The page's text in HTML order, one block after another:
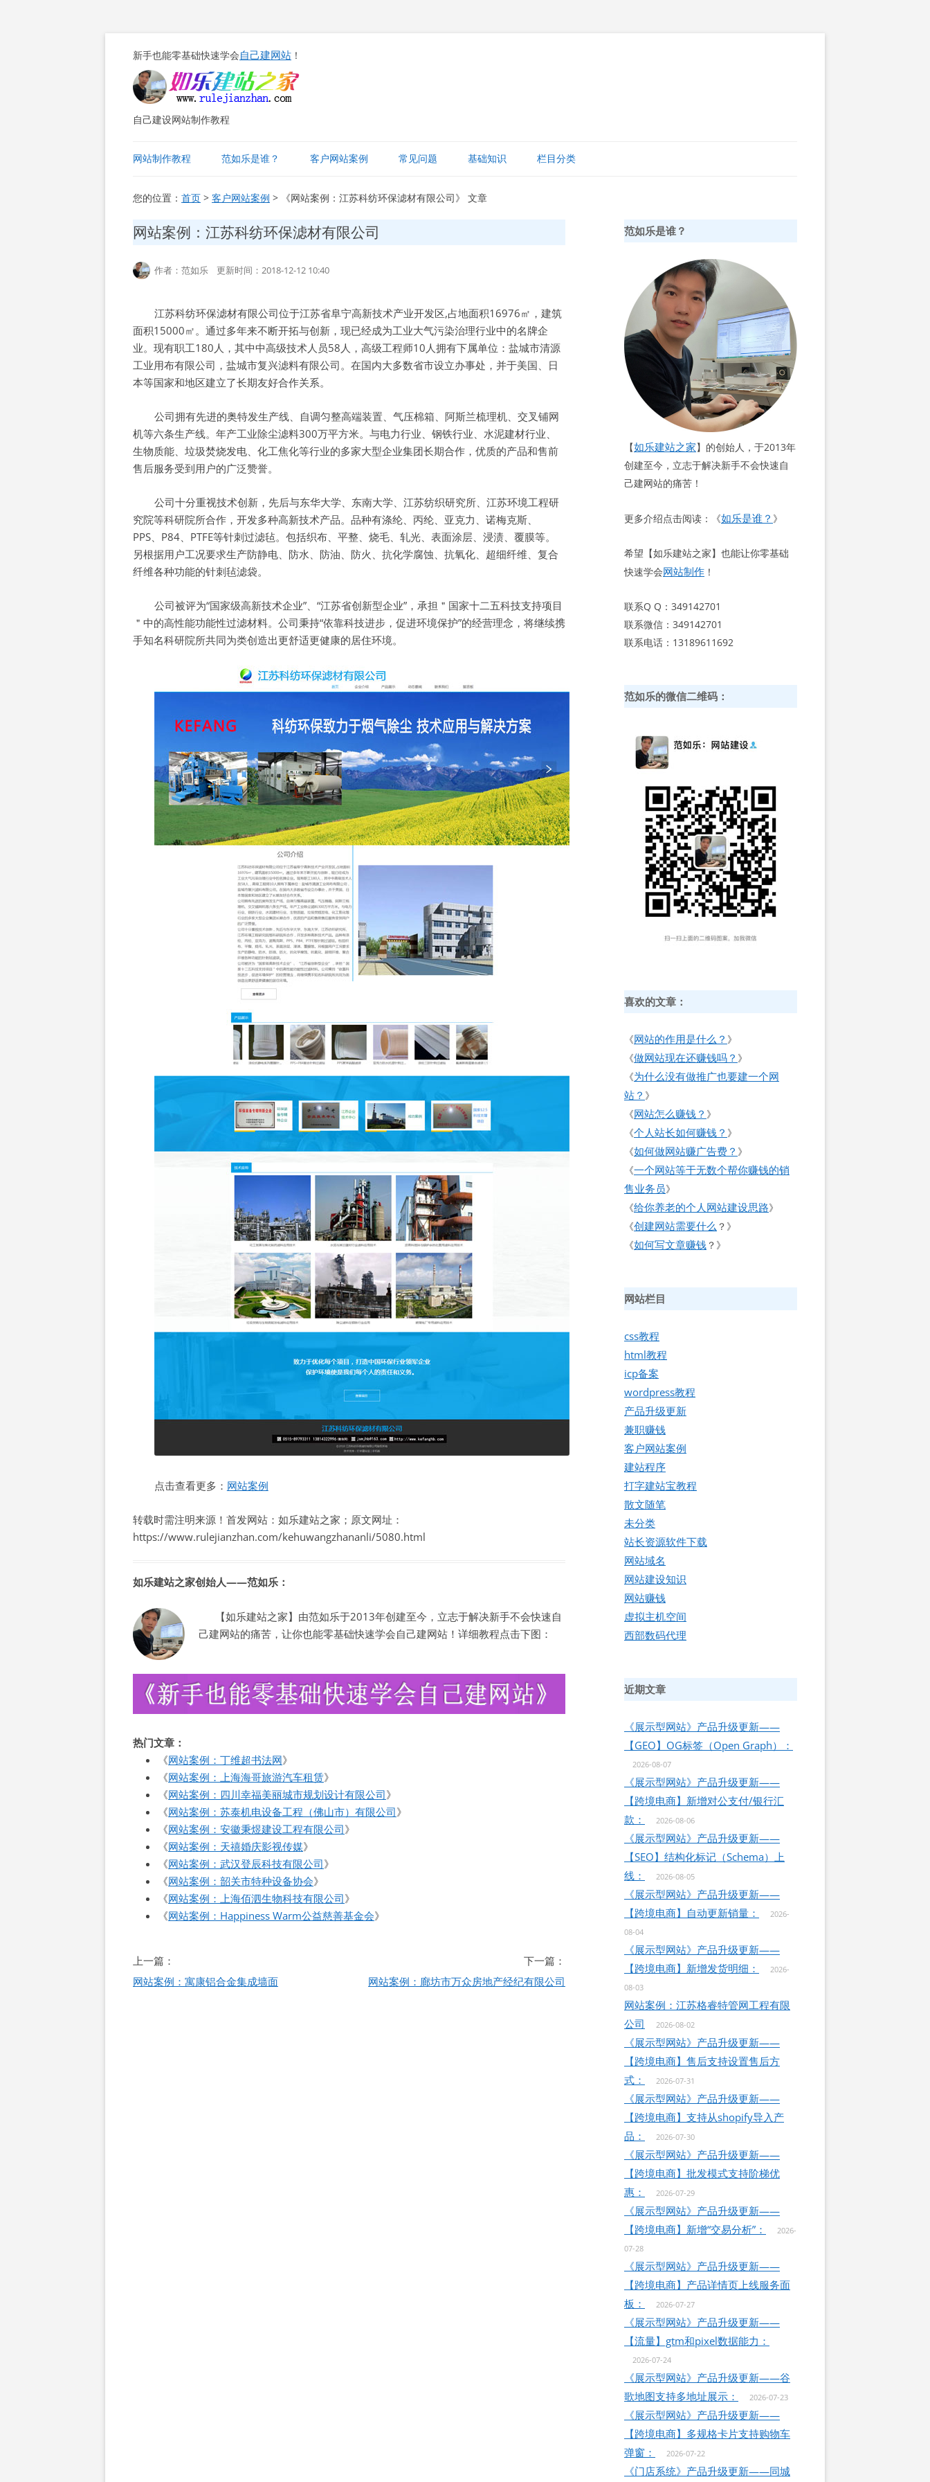
新手也能零基础快速学会自己建网站 ！
自己建设网站制作教程
至
正
网站制作教程 范如乐是谁？ 客户网站案例 常见问题 基础知识 栏目分类
虚拟主机空间
建站程序
HTML教程
CSS教程
兼职赚钱
散文随笔
您的位置： 首页 > 客户网站案例 > 《网站案例：江苏科纺环保滤材有限公司》 文章
网站案例：江苏科纺环保滤材有限公司
作者：范如乐 更新时间：2018-12-12 10:40
江苏科纺环保滤材有限公司位于江苏省阜宁高新技术产业开发区,占地面积16976㎡，建筑
面积15000㎡。通过多年来不断开拓与创新，现已经成为工业大气污染治理行业中的名牌企
业。现有职工180人，其中中高级技术人员58人，高级工程师10人拥有下属单位：盐城市清源
工业用布有限公司，盐城市复兴滤料有限公司。在国内大多数省市设立办事处，并于美国、日
本等国家和地区建立了长期友好合作关系。
公司拥有先进的奥特发生产线、自调匀整高端装置、气压棉箱、阿斯兰梳理机、交叉铺网
机等六条生产线。年产工业除尘滤料300万平方米。与电力行业、钢铁行业、水泥建材行业、
生物质能、垃圾焚烧发电、化工焦化等行业的多家大型企业集团长期合作，优质的产品和售前
售后服务受到用户的广泛赞誉。
公司十分重视技术创新，先后与东华大学、东南大学、江苏纺织研究所、江苏环境工程研
究院等科研院所合作，开发多种高新技术产品。品种有涤纶、丙纶、亚克力、诺梅克斯、
PPS、P84、PTFE等针刺过滤毡。包括织布、平整、烧毛、轧光、表面涂层、浸渍、覆膜等。
另根据用户工况要求生产防静电、防水、防油、防火、抗化学腐蚀、抗氧化、超细纤维、复合
纤维各种功能的针刺毡滤袋。
公司被评为“国家级高新技术企业”、“江苏省创新型企业”，承担＂国家十二五科技支持项目
＂中的高性能功能性过滤材料。公司秉持“依靠科技进步，促进环境保护”的经营理念，将继续携
手知名科研院所共同为类创造出更舒适更健康的居住环境。
点击查看更多： 网站案例
转载时需注明来源！首发网站：如乐建站之家；原文网址：
https://www.rulejianzhan.com/kehuwangzhananli/5080.html
如乐建站之家创始人——范如乐：
【如乐建站之家】由范如乐于2013年创建至今，立志于解决新手不会快速自
己建网站的痛苦，让你也能零基础快速学会自己建网站！详细教程点击下图：
热门文章：
《网站案例：丁维超书法网》
《网站案例：上海海哥旅游汽车租赁》
《网站案例：四川幸福美丽城市规划设计有限公司》
《网站案例：苏泰机电设备工程（佛山市）有限公司》
《网站案例：安徽秉煜建设工程有限公司》
《网站案例：天禧婚庆影视传媒》
《网站案例：武汉登辰科技有限公司》
《网站案例：韶关市特种设备协会》
《网站案例：上海佰泗生物科技有限公司》
《网站案例：Happiness Warm公益慈善基金会》
文
章
上一篇：
网站案例：寓康铝合金集成墙面
下一篇：
网站案例：廊坊市万众房地产经纪有限公司
范如乐是谁？
【如乐建站之家】的创始人，于2013年
创建至今，立志于解决新手不会快速自
己建网站的痛苦！
更多介绍点击阅读：《如乐是谁？ 》
希望【如乐建站之家】也能让你零基础
快速学会网站制作 ！
联系Q Q：349142701
联系微信：349142701
联系电话：13189611692
范如乐的微信二维码：
喜欢的文章：
《网站的作用是什么？ 》
《做网站现在还赚钱吗？ 》
《为什么没有做推广也要建一个网
站？ 》
《网站怎么赚钱？ 》
《个人站长如何赚钱？ 》
《如何做网站赚广告费？ 》
《一个网站等于无数个帮你赚钱的销
售业务员》
《给你养老的个人网站建设思路》
《创建网站需要什么 ？》
《如何写文章赚钱 ？》
网站栏目
css教程
html教程
icp备案
wordpress教程
产品升级更新
兼职赚钱
客户网站案例
建站程序
打字建站宝教程
散文随笔
未分类
站长资源软件下载
网站域名
网站建设知识
网站赚钱
虚拟主机空间
西部数码代理
近期文章
《展示型网站》产品升级更新——
【GEO】OG标签（Open Graph）：
2026-08-07
《展示型网站》产品升级更新——
【跨境电商】新增对公支付/银行汇
款：
2026-08-06
《展示型网站》产品升级更新——
【SEO】结构化标记（Schema）上
线：
2026-08-05
《展示型网站》产品升级更新——
【跨境电商】自动更新销量：
2026-
08-04
《展示型网站》产品升级更新——
【跨境电商】新增发货明细：
2026-
08-03
网站案例：江苏格睿特管网工程有限
公司
2026-08-02
《展示型网站》产品升级更新——
【跨境电商】售后支持设置售后方
式：
2026-07-31
《展示型网站》产品升级更新——
【跨境电商】支持从shopify导入产
品：
2026-07-30
《展示型网站》产品升级更新——
【跨境电商】批发模式支持阶梯优
惠：
2026-07-29
《展示型网站》产品升级更新——
【跨境电商】新增“交易分析”：
2026-
07-28
《展示型网站》产品升级更新——
【跨境电商】产品详情页上线服务面
板：
2026-07-27
《展示型网站》产品升级更新——
【流量】gtm和pixel数据能力：
2026-07-24
《展示型网站》产品升级更新——谷
歌地图支持多地址展示：
2026-07-23
《展示型网站》产品升级更新——
【跨境电商】多规格卡片支持购物车
弹窗：
2026-07-22
《门店系统》产品升级更新——同城